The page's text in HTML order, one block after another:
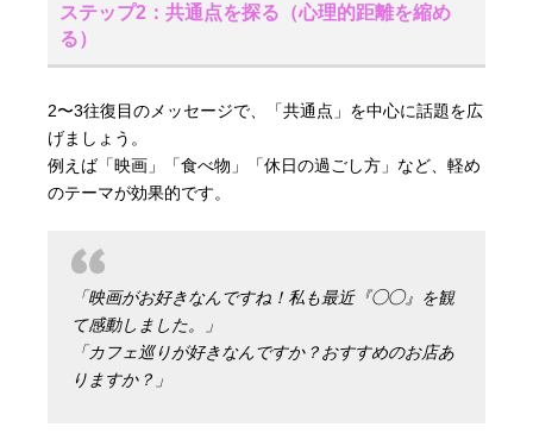
ステップ2：共通点を探る（心理的距離を縮め
る）
2〜3往復目のメッセージで、「共通点」を中心に話題を広
げましょう。
例えば「映画」「食べ物」「休日の過ごし方」など、軽め
のテーマが効果的です。
「映画がお好きなんですね！私も最近『◯◯』を観
て感動しました。」
「カフェ巡りが好きなんですか？おすすめのお店あ
りますか？」